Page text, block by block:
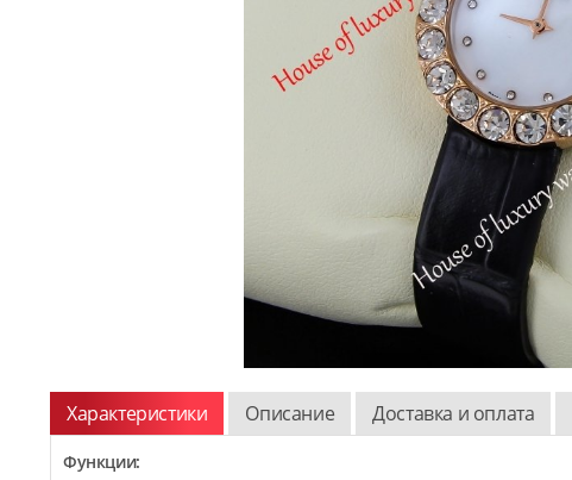
Характеристики Описание Доставка и оплата
Функции: